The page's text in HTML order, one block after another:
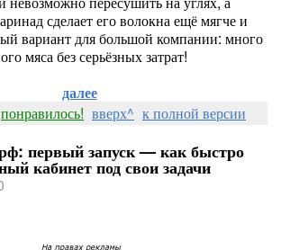
сделает его волокна ещё мягче и
вариант для большой компании: много
мяса без серьёзных затрат!
далее
понравилось! вверх^ к полной версии
первый запуск — как быстро
кабинет под свои задачи